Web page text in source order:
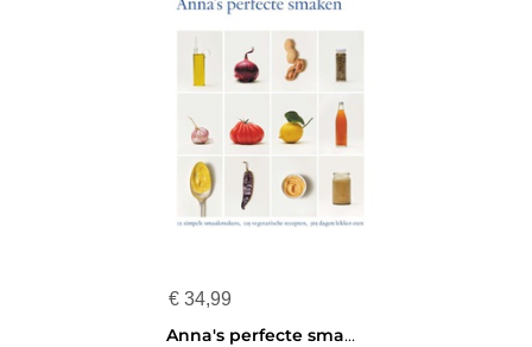
€ 34,99
Anna's perfecte smaken